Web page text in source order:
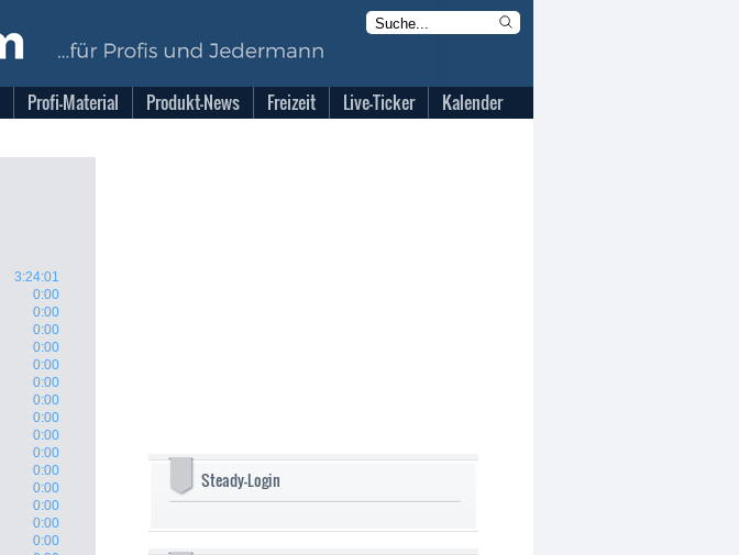
Profi-Material Produkt-News Freizeit Live-Ticker Kalender
3:24:01
0:00
0:00
0:00
0:00
0:00
0:00
0:00
0:00
0:00
0:00
0:00
0:00
0:00
0:00
0:00
Steady-Login